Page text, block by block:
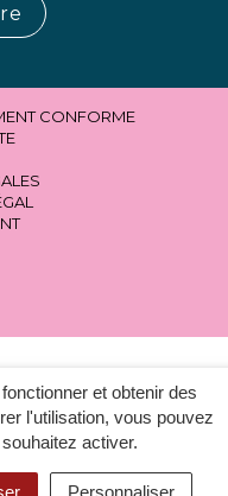
et obtenir des
l'utilisation, vous pouvez
activer.
Personnaliser
CONFORME